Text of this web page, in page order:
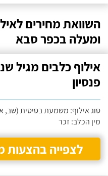
השוואת מחירים
ומעלה בכפר סבא
אילוף כלבים מגיל
פנסיון
סוג אילוף: משמעת בסיסית (שב,
מין הכלב: זכר
לצפייה בהצעות